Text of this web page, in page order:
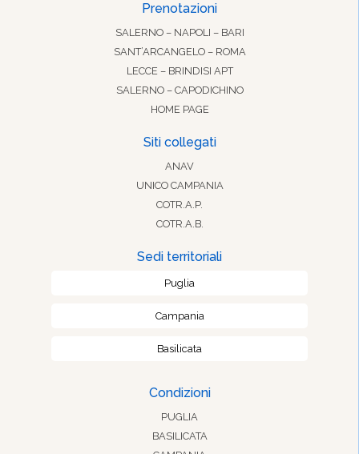
Prenotazioni
SALERNO – NAPOLI – BARI
SANT’ARCANGELO – ROMA
LECCE – BRINDISI APT
SALERNO – CAPODICHINO
HOME PAGE
Siti collegati
ANAV
UNICO CAMPANIA
COTR.A.P.
COTR.A.B.
Sedi territoriali
Puglia
Campania
Basilicata
Condizioni
PUGLIA
BASILICATA